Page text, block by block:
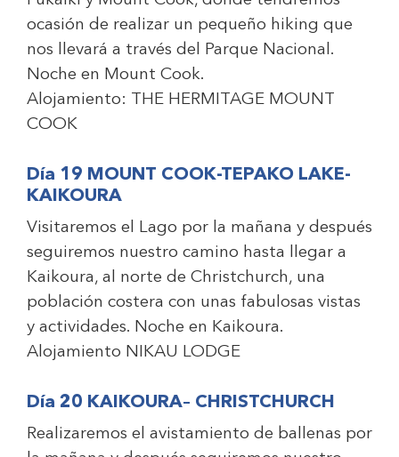
ocasión de realizar un pequeño hiking que
nos llevará a través del Parque Nacional.
Noche en Mount Cook.
Alojamiento:
THE HERMITAGE MOUNT
COOK
Día 19 MOUNT COOK-TEPAKO LAKE-
KAIKOURA
Visitaremos el Lago por la mañana y después
seguiremos nuestro camino hasta llegar a
Kaikoura, al norte de Christchurch, una
población costera con unas fabulosas vistas
y actividades. Noche en Kaikoura.
Alojamiento NIKAU LODGE
Día 20 KAIKOURA– CHRISTCHURCH
Realizaremos el avistamiento de ballenas por